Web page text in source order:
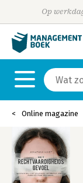
Op
Online magazine